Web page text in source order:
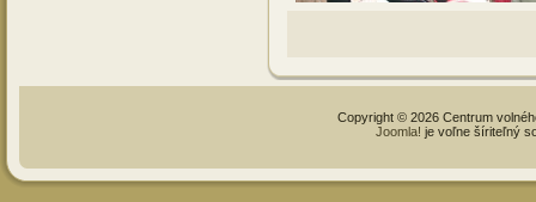
Copyright © 2026 Centrum
Joomla! je voľne šíriteľný